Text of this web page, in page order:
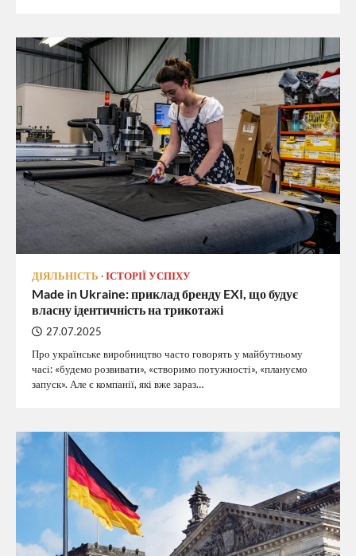
ДІЯЛЬНІСТЬ ІСТОРІЇ УСПІХУ
Made in Ukraine: приклад бренду EXI, що будує
власну ідентичність на трикотажі
27.07.2025
Про українське виробництво часто говорять у майбутньому
часі: «будемо розвивати», «створимо потужності», «плануємо
запуск». Але є компанії, які вже зараз…